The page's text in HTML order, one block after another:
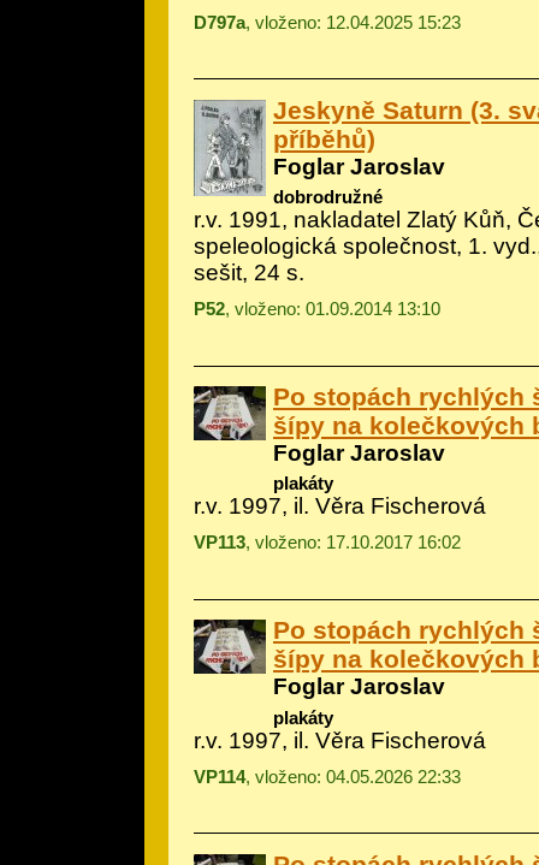
D797a, vloženo: 12.04.2025 15:23
Jeskyně Saturn (3.
příběhů)
Foglar Jaroslav
dobrodružné
r.v. 1991, nakladatel Zlatý Kůň,
speleologická společnost, 1.
sešit, 24 s.
P52, vloženo: 01.09.2014 13:10
Po stopách rychlých
šípy na kolečkových
Foglar Jaroslav
plakáty
r.v. 1997, il. Věra Fischerová
VP113, vloženo: 17.10.2017 16:02
Po stopách rychlých
šípy na kolečkových
Foglar Jaroslav
plakáty
r.v. 1997, il. Věra Fischerová
VP114, vloženo: 04.05.2026 22:33